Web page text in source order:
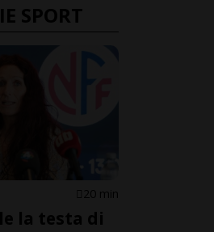
SPORT
20 min
la testa di